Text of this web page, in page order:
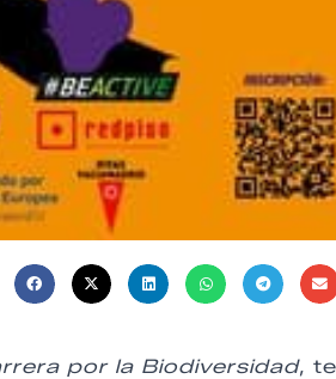
por la Biodiversidad, te